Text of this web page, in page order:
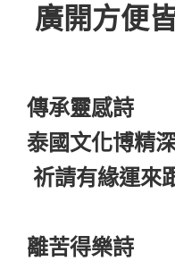
廣開方便
傳承靈感詩
泰國文化博精
祈請有緣運來
離苦得樂詩